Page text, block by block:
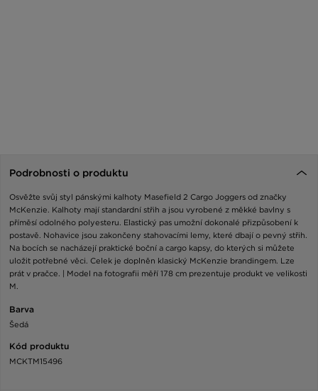
Podrobnosti o produktu
Osvěžte svůj styl pánskými kalhoty Masefield 2 Cargo Joggers od značky
McKenzie. Kalhoty mají standardní střih a jsou vyrobené z měkké bavlny s
příměsí odolného polyesteru. Elastický pas umožní dokonalé přizpůsobení k
postavě. Nohavice jsou zakončeny stahovacími lemy, které dbají o pevný střih.
Na bocích se nacházejí praktické boční a cargo kapsy, do kterých si můžete
uložit potřebné věci. Celek je doplněn klasický McKenzie brandingem. Lze
prát v pračce. | Model na fotografii měří 178 cm prezentuje produkt ve velikosti
M.
Barva
Šedá
Kód produktu
MCKTM15496